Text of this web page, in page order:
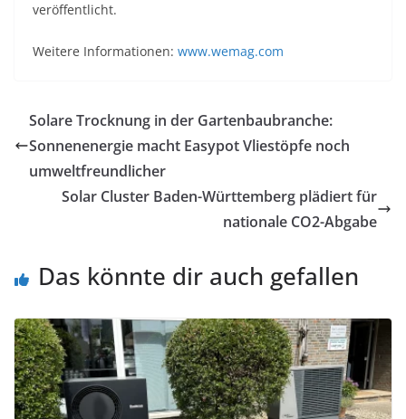
veröffentlicht.
Weitere Informationen: www.wemag.com
Solare Trocknung in der Gartenbaubranche:
Sonnenenergie macht Easypot Vliestöpfe noch
umweltfreundlicher
Solar Cluster Baden-Württemberg plädiert für
nationale CO2-Abgabe
Das könnte dir auch gefallen